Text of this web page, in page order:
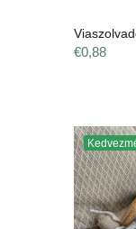
€0,88